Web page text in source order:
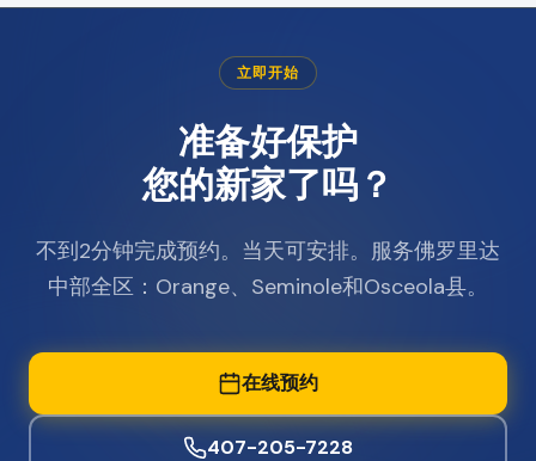
立即开始
准备好保护
您的新家了吗？
不到2分钟完成预约。当天可安排。服务佛罗里达
中部全区：Orange、Seminole和Osceola县。
在线预约
407-205-7228